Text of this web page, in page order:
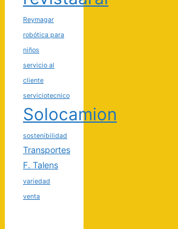
Reymagar
robótica para
niños
servicio al
cliente
serviciotecnico
Solocamion
sostenibilidad
Transportes
F. Talens
variedad
venta